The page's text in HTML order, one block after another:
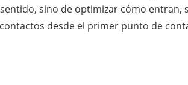
sino de optimizar cómo entran,
contactos desde el primer punto de